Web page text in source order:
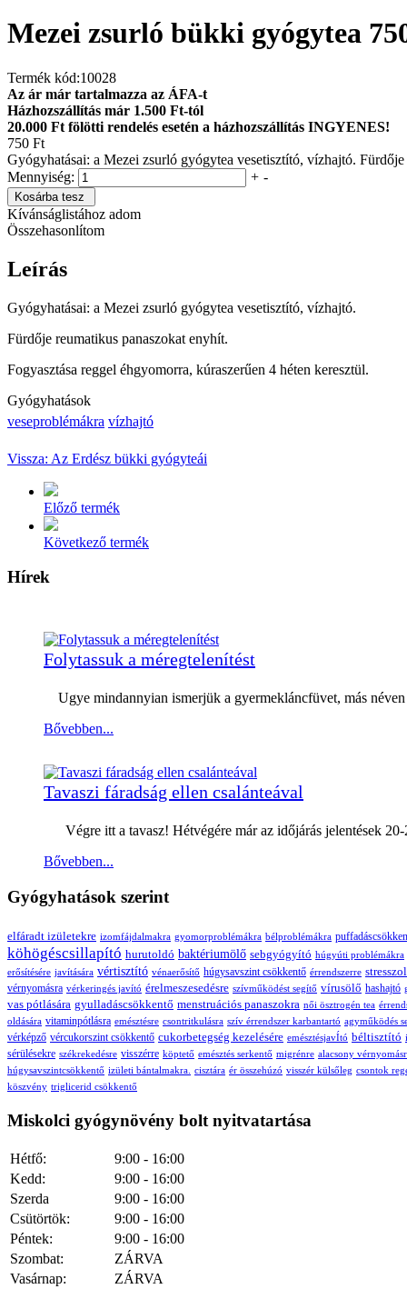
Mezei zsurló bükki gyógytea
Termék kód:10028
Az ár már tartalmazza az ÁFA-t
Házhozszállítás már 1.500 Ft-tól
20.000 Ft fölötti rendelés esetén a házhozszállítás INGYENES!
750 Ft
Gyógyhatásai: a Mezei zsurló gyógytea vesetisztító, vízhajtó.
Mennyiség:
+ -
Kosárba tesz
Kívánságlistához adom
Összehasonlítom
Leírás
Gyógyhatásai: a Mezei zsurló gyógytea vesetisztító, vízhajtó.
Fürdője reumatikus panaszokat enyhít.
Fogyasztása reggel éhgyomorra, kúraszerűen 4 héten keresztül.
Gyógyhatások
veseproblémákra vízhajtó
Vissza: Az Erdész bükki gyógyteái
Előző termék
Következő termék
Hírek
Folytassuk a méregtelenítést
Ugye mindannyian ismerjük a gyermekláncfüvet, más
Bővebben...
Tavaszi fáradság ellen csalánteával
Végre itt a tavasz! Hétvégére már az időjárás jelentések
Bővebben...
Gyógyhatások szerint
elfáradt izületekre izomfájdalmakra gyomorproblémákra bélproblémákra
köhögéscsillapító hurutoldó baktériumölő sebgyógyító húgyúti problémákra
erősítésére javítására vértisztító vénaerősítő húgysavszint csökkentő érrendszerre
vérnyomásra vérkeringés javító érelmeszesedésre szívműködést segítő vírusölő hashajtó
vas pótlására gyulladáscsökkentő menstruációs panaszokra női ösztrogén tea
oldására vitaminpótlásra emésztésre csontritkulásra szív érrendszer karbantartó agyműködés
vérképző vércukorszint csökkentő cukorbetegség kezelésére emésztésjavÍtó béltisztító
sérülésekre székrekedésre visszérre köptető emésztés serkentő migrénre alacsony
húgysavszintcsökkentő izületi bántalmakra. cisztára ér összehúzó visszér külsőleg csontok
köszvény triglicerid csökkentő
Miskolci gyógynövény bolt nyitvatartása
Hétfő:
9:00 - 16:00
Kedd:
9:00 - 16:00
Szerda
9:00 - 16:00
Csütörtök:
9:00 - 16:00
Péntek:
9:00 - 16:00
Szombat:
ZÁRVA
Vasárnap:
ZÁRVA